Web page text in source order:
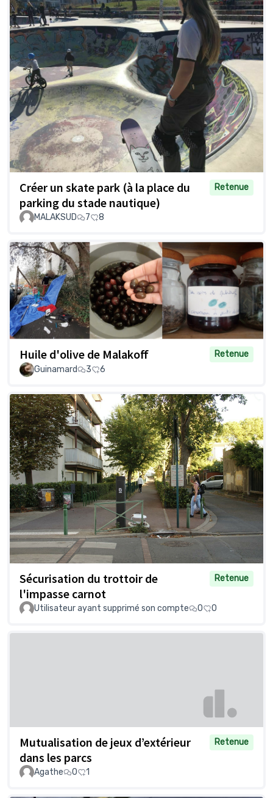
Créer un skate park (à la place du
parking du stade nautique)
Retenue
MALAKSUD 7 8
Huile d'olive de Malakoff
Retenue
Guinamard
3 6
Sécurisation du trottoir de
l'impasse carnot
Retenue
Utilisateur ayant supprimé son compte 0 0
Mutualisation de jeux d’extérieur
dans les parcs
Retenue
Agathe 0 1